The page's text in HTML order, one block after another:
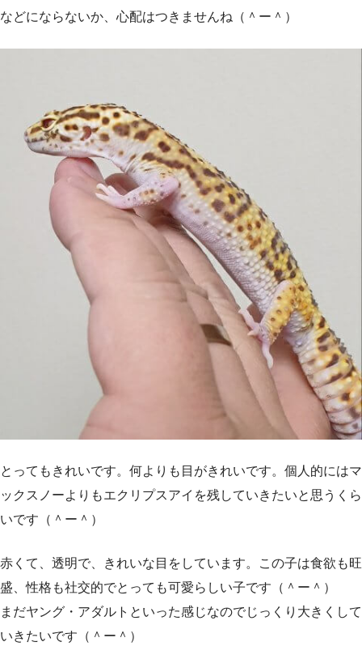
などにならないか、心配はつきませんね（＾ー＾）
とってもきれいです。何よりも目がきれいです。個人的にはマ
ックスノーよりもエクリプスアイを残していきたいと思うくら
いです（＾ー＾）
赤くて、透明で、きれいな目をしています。この子は食欲も旺
盛、性格も社交的でとっても可愛らしい子です（＾ー＾）
まだヤング・アダルトといった感じなのでじっくり大きくして
いきたいです（＾ー＾）